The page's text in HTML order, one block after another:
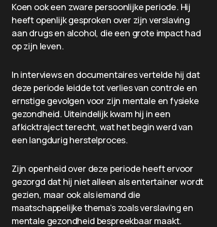
Koen ook een zware persoonlijke periode. Hij
heeft openlijk gesproken over zijn verslaving
aan drugs en alcohol, die een grote impact had
op zijn leven.
In interviews en documentaires vertelde hij dat
deze periode leidde tot verlies van controle en
ernstige gevolgen voor zijn mentale en fysieke
gezondheid. Uiteindelijk kwam hij in een
afkicktraject terecht, wat het begin werd van
een langdurig herstelproces.
Zijn openheid over deze periode heeft ervoor
gezorgd dat hij niet alleen als entertainer wordt
gezien, maar ook als iemand die
maatschappelijke thema’s zoals verslaving en
mentale gezondheid bespreekbaar maakt.